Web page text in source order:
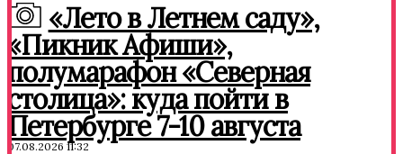
«Лето в Летнем саду»,
«Пикник Афиши»,
полумарафон «Северная
столица»: куда пойти в
Петербурге 7-10 августа
07.08.2026 11:32